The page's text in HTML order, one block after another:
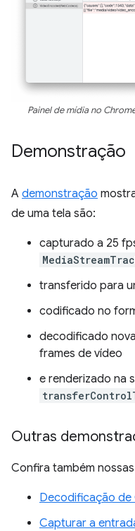
Painel de mídia no
Demonstração
A demonstração
de uma tela são:
capturado a 25
transferido para
codificado no
decodificado
frames de vídeo
e renderizado na
Outras
Confira também
Decodificação de
Capturar a